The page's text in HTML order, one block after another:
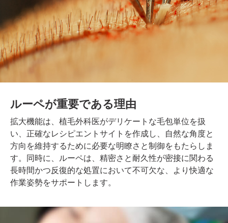
ルーペが重要である理由
拡大機能は、植毛外科医がデリケートな毛包単位を扱
い、正確なレシピエントサイトを作成し、自然な角度と
方向を維持するために必要な明瞭さと制御をもたらしま
す。同時に、ルーペは、精密さと耐久性が密接に関わる
長時間かつ反復的な処置において不可欠な、より快適な
作業姿勢をサポートします。